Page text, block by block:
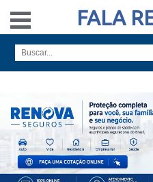
FALA